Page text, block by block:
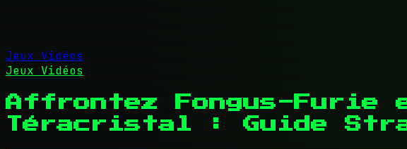
Jeux Vidéos
Jeux Vidéos
Affrontez Fongus-Furie
Téracristal : Guide